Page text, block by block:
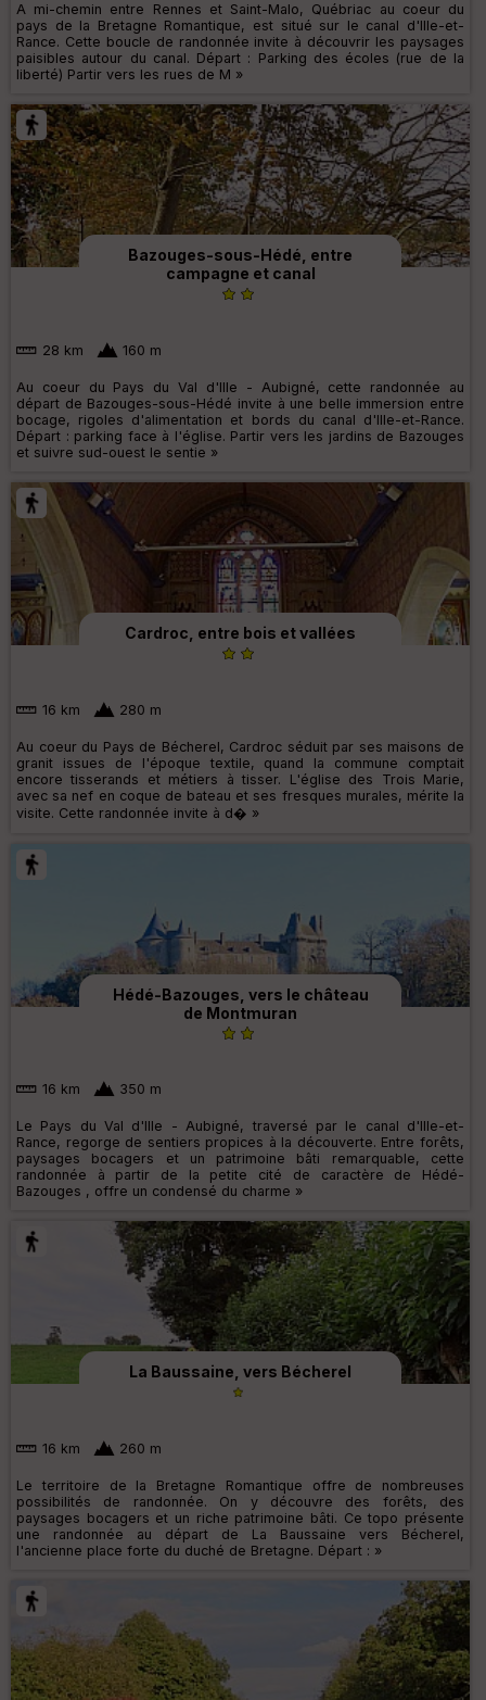
A mi-chemin entre Rennes et Saint-Malo, Québriac au coeur du
pays de la Bretagne Romantique, est situé sur le canal d'Ille-et-
Rance. Cette boucle de randonnée invite à découvrir les paysages
paisibles autour du canal. Départ : Parking des écoles (rue de la
liberté) Partir vers les rues de M »
Bazouges-sous-Hédé, entre
campagne et canal
28 km 160 m
Au coeur du Pays du Val d'Ille - Aubigné, cette randonnée au
départ de Bazouges-sous-Hédé invite à une belle immersion entre
bocage, rigoles d'alimentation et bords du canal d'Ille-et-Rance.
Départ : parking face à l'église. Partir vers les jardins de Bazouges
et suivre sud-ouest le sentie »
Cardroc, entre bois et vallées
16 km 280 m
Au coeur du Pays de Bécherel, Cardroc séduit par ses maisons de
granit issues de l'époque textile, quand la commune comptait
encore tisserands et métiers à tisser. L'église des Trois Marie,
avec sa nef en coque de bateau et ses fresques murales, mérite la
visite. Cette randonnée invite à d� »
Hédé-Bazouges, vers le château
de Montmuran
16 km 350 m
Le Pays du Val d'Ille - Aubigné, traversé par le canal d'Ille-et-
Rance, regorge de sentiers propices à la découverte. Entre forêts,
paysages bocagers et un patrimoine bâti remarquable, cette
randonnée à partir de la petite cité de caractère de Hédé-
Bazouges , offre un condensé du charme »
La Baussaine, vers Bécherel
16 km 260 m
Le territoire de la Bretagne Romantique offre de nombreuses
possibilités de randonnée. On y découvre des forêts, des
paysages bocagers et un riche patrimoine bâti. Ce topo présente
une randonnée au départ de La Baussaine vers Bécherel,
l'ancienne place forte du duché de Bretagne. Départ : »